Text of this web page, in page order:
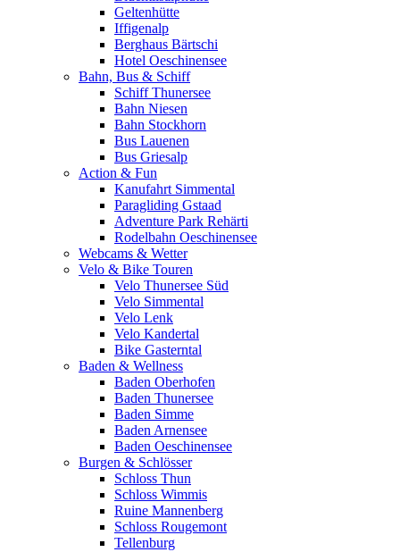
Geltenhütte
Iffigenalp
Berghaus Bärtschi
Hotel Oeschinensee
Bahn, Bus & Schiff
Schiff Thunersee
Bahn Niesen
Bahn Stockhorn
Bus Lauenen
Bus Griesalp
Action & Fun
Kanufahrt Simmental
Paragliding Gstaad
Adventure Park Rehärti
Rodelbahn Oeschinensee
Webcams & Wetter
Velo & Bike Touren
Velo Thunersee Süd
Velo Simmental
Velo Lenk
Velo Kandertal
Bike Gasterntal
Baden & Wellness
Baden Oberhofen
Baden Thunersee
Baden Simme
Baden Arnensee
Baden Oeschinensee
Burgen & Schlösser
Schloss Thun
Schloss Wimmis
Ruine Mannenberg
Schloss Rougemont
Tellenburg